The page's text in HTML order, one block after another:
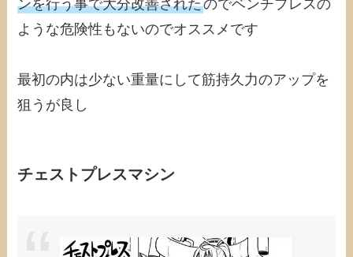
ンを行う事で大分改善されたのでベンチプレスの
ような危険性もないのでオススメです
最初の内は少ない重量にして筋持久力のアップを
狙うが良し
チェストプレスマシン